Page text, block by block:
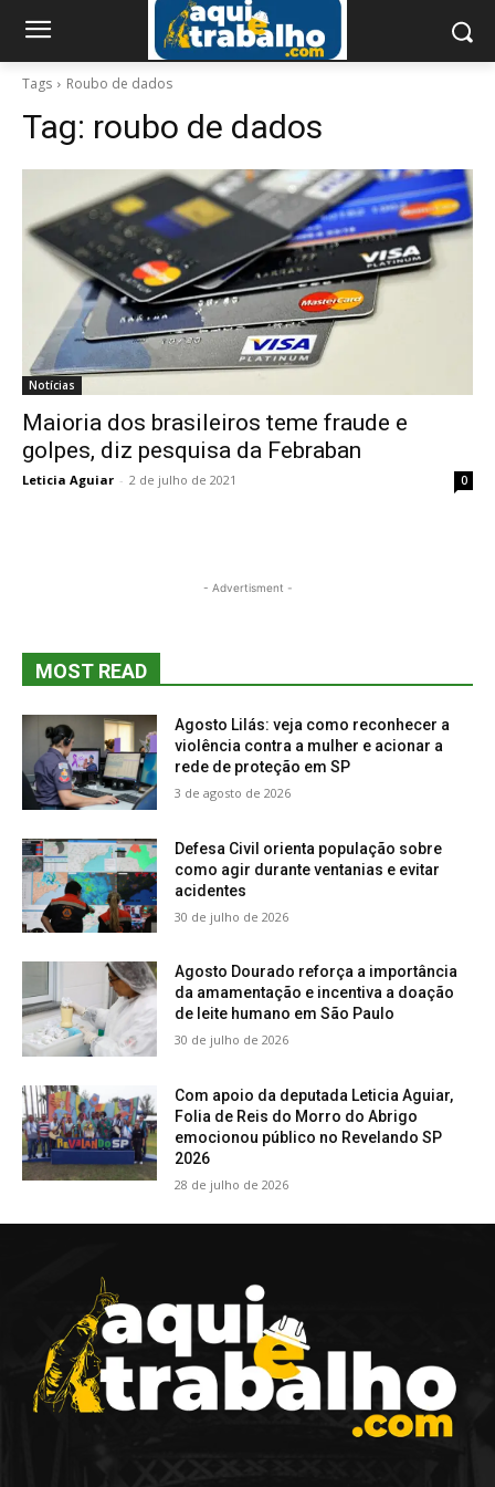
Tags Roubo de dados
Tag: roubo de dados
Notícias
Maioria dos brasileiros teme fraude e
golpes, diz pesquisa da Febraban
Leticia Aguiar - 2 de julho de 2021 0
- Advertisment -
MOST READ
Agosto Lilás: veja como reconhecer a
violência contra a mulher e acionar a
rede de proteção em SP
3 de agosto de 2026
Defesa Civil orienta população sobre
como agir durante ventanias e evitar
acidentes
30 de julho de 2026
Agosto Dourado reforça a importância
da amamentação e incentiva a doação
de leite humano em São Paulo
30 de julho de 2026
Com apoio da deputada Leticia Aguiar,
Folia de Reis do Morro do Abrigo
emocionou público no Revelando SP
2026
28 de julho de 2026